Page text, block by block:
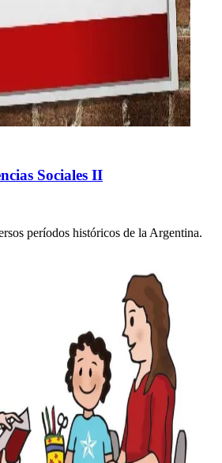
Sociales II
períodos históricos de la Argentina.